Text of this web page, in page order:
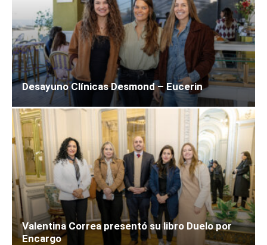
Desayuno Clínicas Desmond – Eucerin
Valentina Correa presentó su libro Duelo por
Encargo